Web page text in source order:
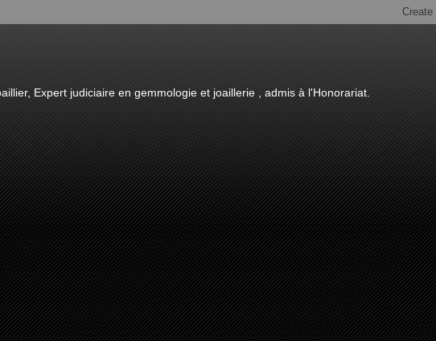
Expert judiciaire en gemmologie et joaillerie , admis à l'Honorariat.